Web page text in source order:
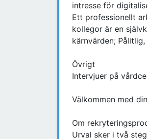
intresse för
Ett professionellt
kollegor är en
kärnvärden;
Övrigt
Intervjuer på
Välkommen med
Om
Urval sker i två